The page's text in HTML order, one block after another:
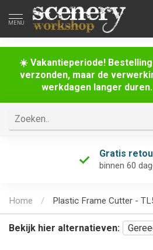
☀️ Vakantieperiode!
verzonden, maar de
werkdagen langer
MENU
Gratis
binnen 60
Home / Plastic Frame Cutter -
Bekijk hier alternatieven: